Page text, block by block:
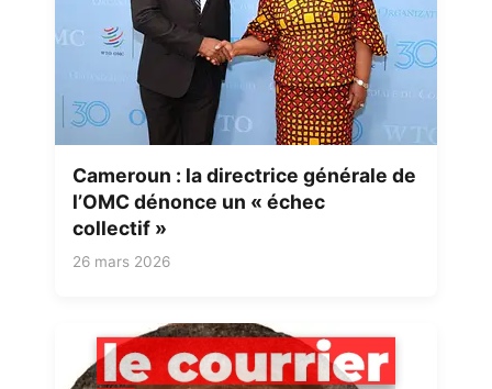
Cameroun : la directrice générale de
l’OMC dénonce un « échec
collectif »
26 mars 2026